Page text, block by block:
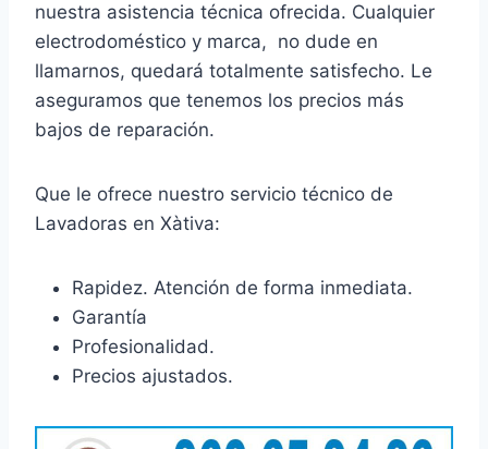
nuestra asistencia técnica ofrecida. Cualquier
electrodoméstico y marca, no dude en
llamarnos, quedará totalmente satisfecho. Le
aseguramos que tenemos los precios más
bajos de reparación.
Que le ofrece nuestro servicio técnico de
Lavadoras en Xàtiva:
Rapidez. Atención de forma inmediata.
Garantía
Profesionalidad.
Precios ajustados.